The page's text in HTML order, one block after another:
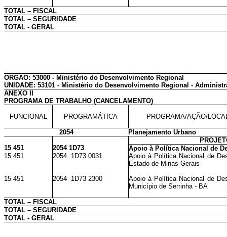
TOTAL – FISCAL
TOTAL – SEGURIDADE
TOTAL - GERAL
ÓRGÃO: 53000 - Ministério do Desenvolvimento Regional
UNIDADE: 53101 - Ministério do Desenvolvimento Regional -
ANEXO II
PROGRAMA DE TRABALHO (CANCELAMENTO)
FUNCIONAL PROGRAMÁTICA PROGRAMA/AÇÃO/
2054
Planejamento Urbano
15 451
2054 1D73
Apoio à Política Nacional de
15 451
2054 1D73 0031
Apoio à Política Nacional de
Estado de Minas Gerais
15 451
2054 1D73 2300
Apoio à Política Nacional de
Município de Serrinha - BA
TOTAL – FISCAL
TOTAL – SEGURIDADE
TOTAL - GERAL